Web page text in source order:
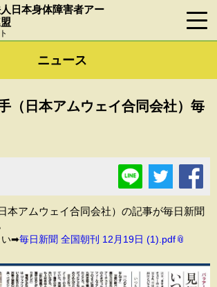
日本身体障害者アー
ニュース
（日本アムウェイ合同会社）毎
アムウェイ合同会社）の記事が毎日新聞
い➡毎日新聞 全国朝刊 12月19日 (1).pdf